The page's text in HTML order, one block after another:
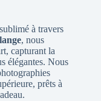
à travers
, nous
capturant la
élégantes. Nous
prêts à